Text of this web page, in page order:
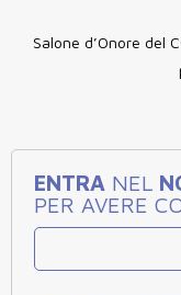
Salone d’Onore del
ENTRA NEL
PER AVERE